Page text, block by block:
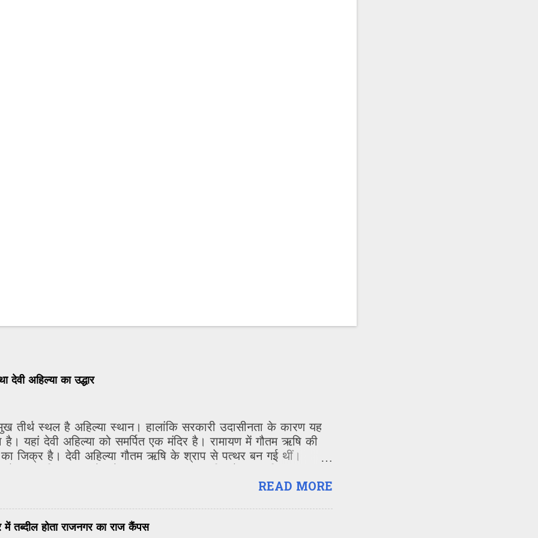
देवी अहिल्या का उद्धार
तीर्थ स्थल है अहिल्या स्थान। हालांकि सरकारी उदासीनता के कारण यह
है। यहां देवी अहिल्या को समर्पित एक मंदिर है। रामायण में गौतम ऋषि की
का जिक्र है। देवी अहिल्या गौतम ऋषि के श्राप से पत्थर बन गई थीं।
READ MORE
होता राजनगर का राज कैंपस